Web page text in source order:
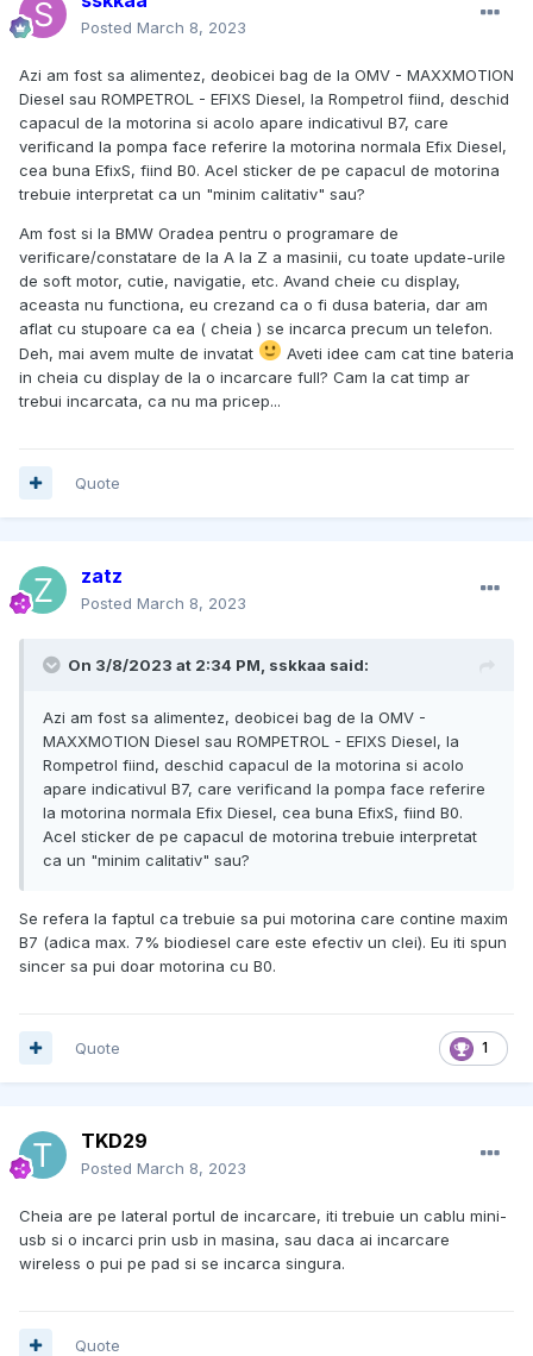
Posted March 8, 2023
Azi am fost sa alimentez, deobicei bag de la OMV - MAXXMOTION
Diesel sau ROMPETROL - EFIXS Diesel, la Rompetrol fiind, deschid
capacul de la motorina si acolo apare indicativul B7, care
verificand la pompa face referire la motorina normala Efix Diesel,
cea buna EfixS, fiind B0. Acel sticker de pe capacul de motorina
trebuie interpretat ca un "minim calitativ" sau?
Am fost si la BMW Oradea pentru o programare de
verificare/constatare de la A la Z a masinii, cu toate update-urile
de soft motor, cutie, navigatie, etc. Avand cheie cu display,
aceasta nu functiona, eu crezand ca o fi dusa bateria, dar am
aflat cu stupoare ca ea ( cheia ) se incarca precum un telefon.
Deh, mai avem multe de invatat
Aveti idee cam cat tine bateria
in cheia cu display de la o incarcare full? Cam la cat timp ar
trebui incarcata, ca nu ma pricep...
Quote
zatz
Posted March 8, 2023
On 3/8/2023 at 2:34 PM, sskkaa said:
Azi am fost sa alimentez, deobicei bag de la OMV -
MAXXMOTION Diesel sau ROMPETROL - EFIXS Diesel, la
Rompetrol fiind, deschid capacul de la motorina si acolo
apare indicativul B7, care verificand la pompa face referire
la motorina normala Efix Diesel, cea buna EfixS, fiind B0.
Acel sticker de pe capacul de motorina trebuie interpretat
ca un "minim calitativ" sau?
Se refera la faptul ca trebuie sa pui motorina care contine maxim
B7 (adica max. 7% biodiesel care este efectiv un clei). Eu iti spun
sincer sa pui doar motorina cu B0.
1
Quote
TKD29
Posted March 8, 2023
Cheia are pe lateral portul de incarcare, iti trebuie un cablu mini-
usb si o incarci prin usb in masina, sau daca ai incarcare
wireless o pui pe pad si se incarca singura.
Quote